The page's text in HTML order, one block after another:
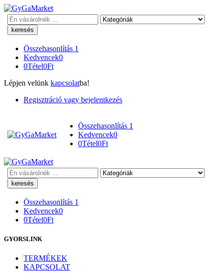
Keresés
Összehasonlítás 1
Kedvencek0
0Tétel0Ft
Lépjen velünk kapcsolatba!
Regisztráció vagy bejelentkezés
Összehasonlítás 1
Kedvencek0
0Tétel0Ft
Keresés
Összehasonlítás 1
Kedvencek0
0Tétel0Ft
GYORSLINK
TERMÉKEK
KAPCSOLAT